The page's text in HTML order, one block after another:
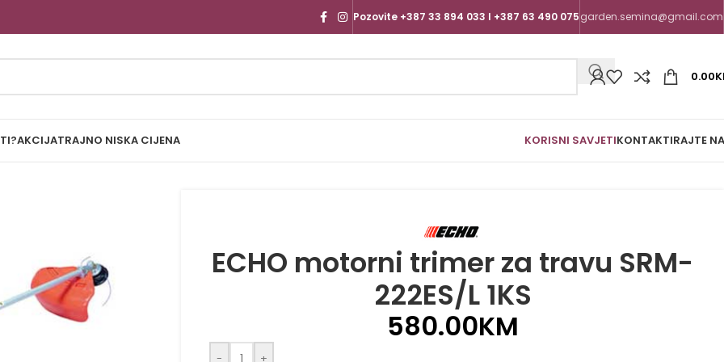
Pozovite +387 33 894 033 I +387 63 490 075garden.semina@gmail.com
0.00
AKCIJATRAJNO NISKA CIJENA KORISNI SAVJETIKONTAKTIRAJTE
ECHO motorni trimer za travu SRM-
222ES/L 1KS
580.00KM
- +